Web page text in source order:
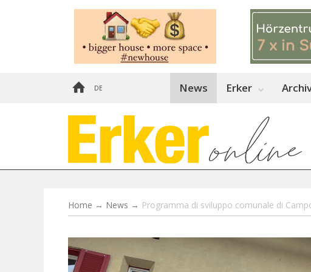
DE News Erker
Home → News → Programma di sviluppo comunale di